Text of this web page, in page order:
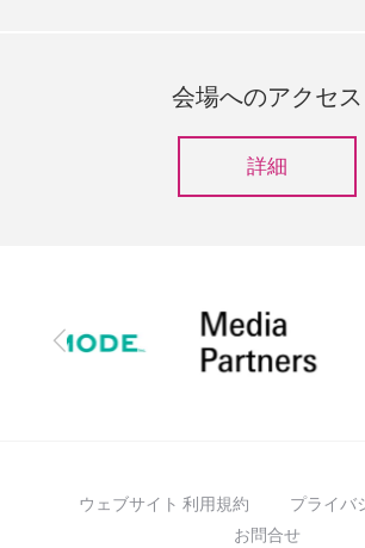
会場へのアクセス
詳細
前
ウェブサイト 利用規約
プライバ
お問合せ